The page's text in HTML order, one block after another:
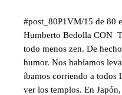
#post_80P1VM/15 de 80
Humberto Bedolla CON
todo menos zen. De
humor. Nos habíamos
íbamos corriendo a todos
ver los templos. En